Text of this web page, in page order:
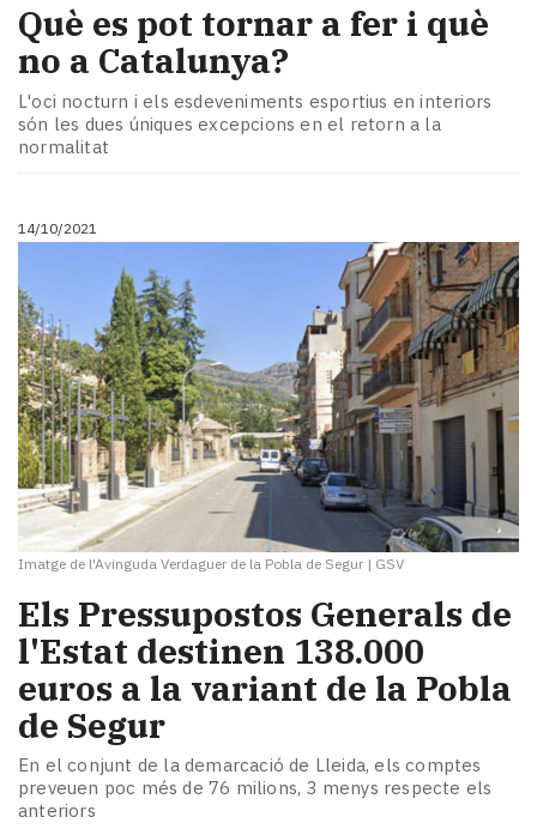
Què es pot tornar a fer i què
no a Catalunya?
L'oci nocturn i els esdeveniments esportius en interiors
són les dues úniques excepcions en el retorn a la
normalitat
14/10/2021
Imatge de l'Avinguda Verdaguer de la Pobla de Segur | GSV
Els Pressupostos Generals de
l'Estat destinen 138.000
euros a la variant de la Pobla
de Segur
En el conjunt de la demarcació de Lleida, els comptes
preveuen poc més de 76 milions, 3 menys respecte els
anteriors